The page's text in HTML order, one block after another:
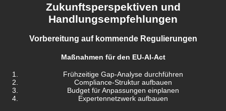
Zukunftsperspektiven und
Handlungsempfehlungen
Vorbereitung auf kommende Regulierungen
Maßnahmen für den EU-AI-Act
Frühzeitige Gap-Analyse durchführen
Compliance-Struktur aufbauen
Budget für Anpassungen einplanen
Expertennetzwerk aufbauen